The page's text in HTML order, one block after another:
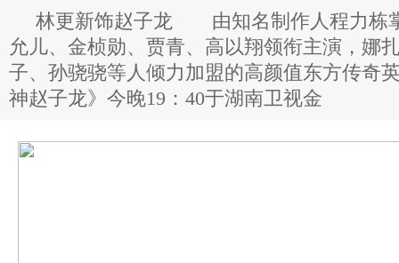
林更新饰赵子龙 由知名制作人程力栋
允儿、金桢勋、贾青、高以翔领衔主演，娜
子、孙骁骁等人倾力加盟的高颜值东方传奇
神赵子龙》今晚19：40于湖南卫视金